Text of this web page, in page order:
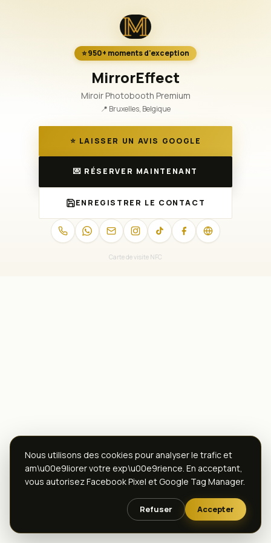
⭐️ 950+ moments d'exception
MirrorEffect
Miroir Photobooth Premium
📍 Bruxelles, Belgique
⭐ LAISSER UN AVIS GOOGLE
💌 RÉSERVER MAINTENANT
ENREGISTRER LE CONTACT
Carte de visite NFC
Nous utilisons des cookies pour analyser le trafic et
am\u00e9liorer votre exp\u00e9rience. En acceptant,
vous autorisez Facebook Pixel et Google Tag Manager.
Refuser Accepter